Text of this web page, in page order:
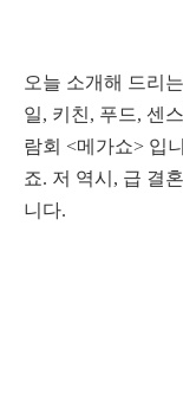
오늘 소개해 드리
일, 키친, 푸드, 센
람회 <메가쇼> 입
죠. 저 역시, 급 결
니다.